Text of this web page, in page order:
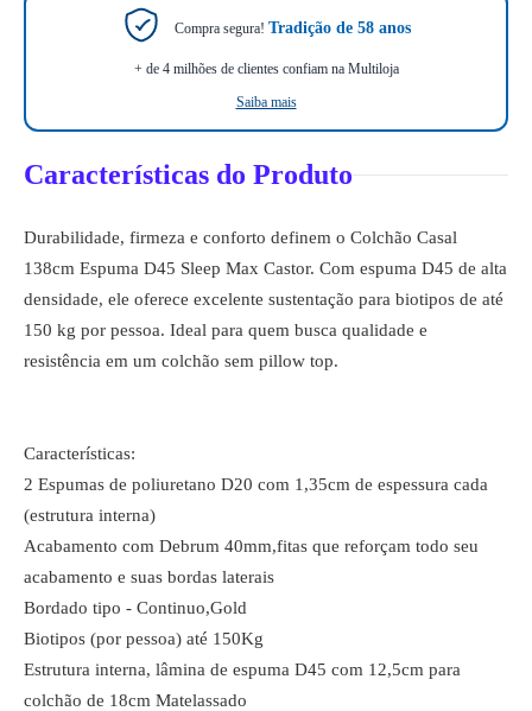
Compra segura! Tradição de 58 anos
+ de 4 milhões de clientes confiam na Multiloja
Saiba mais
Características do Produto
Durabilidade, firmeza e conforto definem o Colchão Casal
138cm Espuma D45 Sleep Max Castor. Com espuma D45 de alta
densidade, ele oferece excelente sustentação para biotipos de até
150 kg por pessoa. Ideal para quem busca qualidade e
resistência em um colchão sem pillow top.
Características:
2 Espumas de poliuretano D20 com 1,35cm de espessura cada
(estrutura interna)
Acabamento com Debrum 40mm,fitas que reforçam todo seu
acabamento e suas bordas laterais
Bordado tipo - Continuo,Gold
Biotipos (por pessoa) até 150Kg
Estrutura interna, lâmina de espuma D45 com 12,5cm para
colchão de 18cm Matelassado